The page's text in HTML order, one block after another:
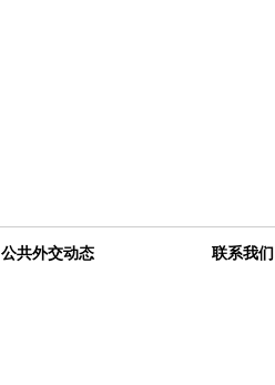
公共外交动态 联系我们